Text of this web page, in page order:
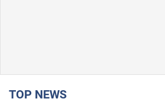
TOP NEWS